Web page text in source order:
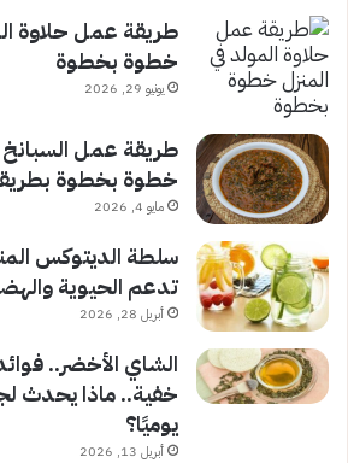
طريقة عمل حلاوة
خطوة بخطوة
يونيو 29, 2026
طريقة عمل السبانخ
خطوة بخطوة
مايو 4, 2026
سلطة الديتوكس
تدعم الحيوية
أبريل 28, 2026
الشاي الأخضر..
خفية.. ماذا يحدث
يوميًا؟
أبريل 13, 2026